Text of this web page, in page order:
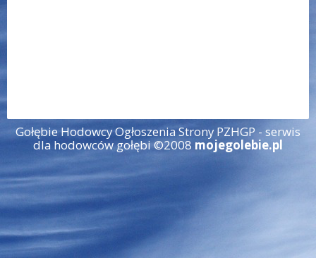
Gołębie Hodowcy Ogłoszenia Strony PZHGP - serwis
dla hodowców gołębi ©2008 mojegolebie.pl